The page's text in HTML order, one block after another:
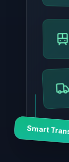
Smart